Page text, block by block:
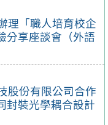
理「職人培育校企
分享座談會（外語
股份有限公司合作
封裝光學耦合設計